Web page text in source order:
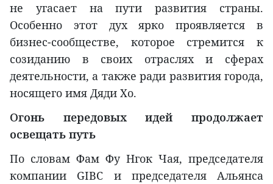
не угасает на пути развития страны.
Особенно этот дух ярко проявляется в
бизнес-сообществе, которое стремится к
созиданию в своих отраслях и сферах
деятельности, а также ради развития города,
носящего имя Дяди Хо.
Огонь передовых идей продолжает
освещать путь
По словам Фам Фу Нгок Чая, председателя
компании GIBC и председателя Альянса